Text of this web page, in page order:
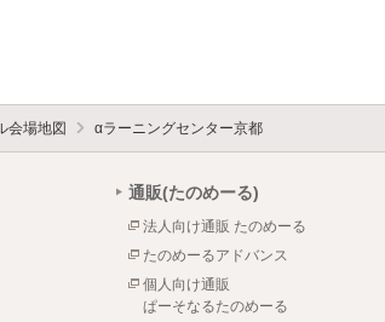
会場地図 αラーニングセンター京都
通販(たのめーる)
法人向け通販 たのめーる
たのめーるアドバンス
個人向け通販
ぱーそなるたのめーる